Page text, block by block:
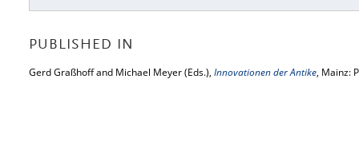
PUBLISHED IN
Gerd Graßhoff and Michael Meyer (Eds.), Innovationen der Antike, Mainz: